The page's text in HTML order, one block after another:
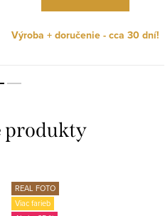
Výroba + doručenie - cca 30 dní!
REAL FOTO
Viac farieb